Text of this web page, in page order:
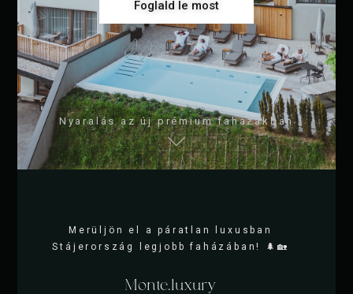
Foglald le most
Nyaralás az új prémium faházakban
Merüljön el a páratlan luxusban
Stájerország legjobb faházában! 🌲🏡
Monte.luxury